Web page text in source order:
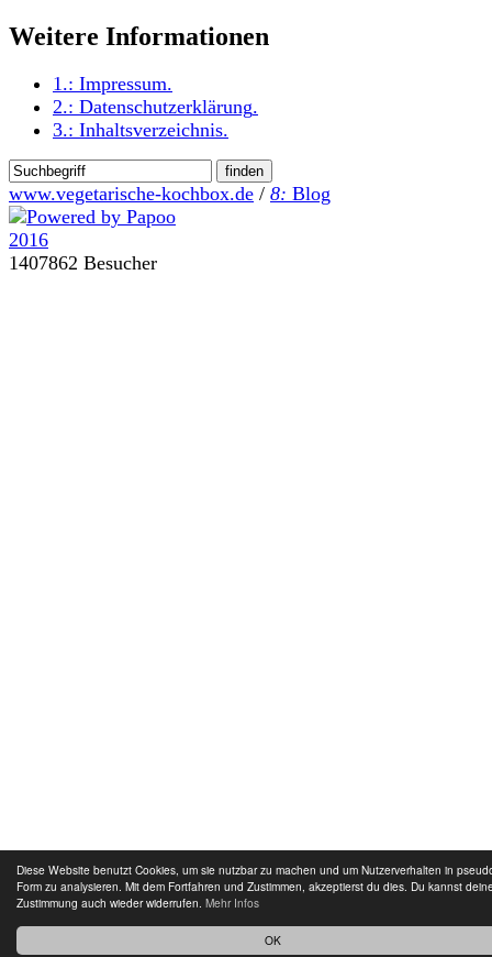
OK
Diese Website benutzt Cookies, um sie nutzbar zu machen und um Nutzerverhalten in
Form zu analysieren. Mit dem Fortfahren und Zustimmen, akzeptierst du dies. Du kannst
Zustimmung auch wieder widerrufen. Mehr Infos
Weitere Informationen
1.: Impressum.
2.: Datenschutzerklärung.
3.: Inhaltsverzeichnis.
www.vegetarische-kochbox.de / 8: Blog
1407862 Besucher